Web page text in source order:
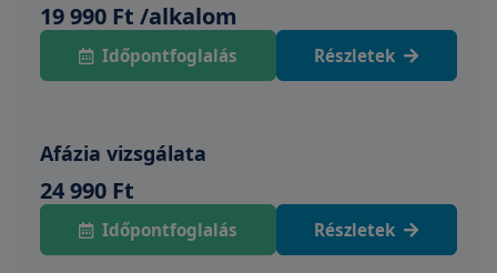
19 990 Ft /alkalom
Időpontfoglalás Részletek
Afázia vizsgálata
24 990 Ft
Időpontfoglalás Részletek